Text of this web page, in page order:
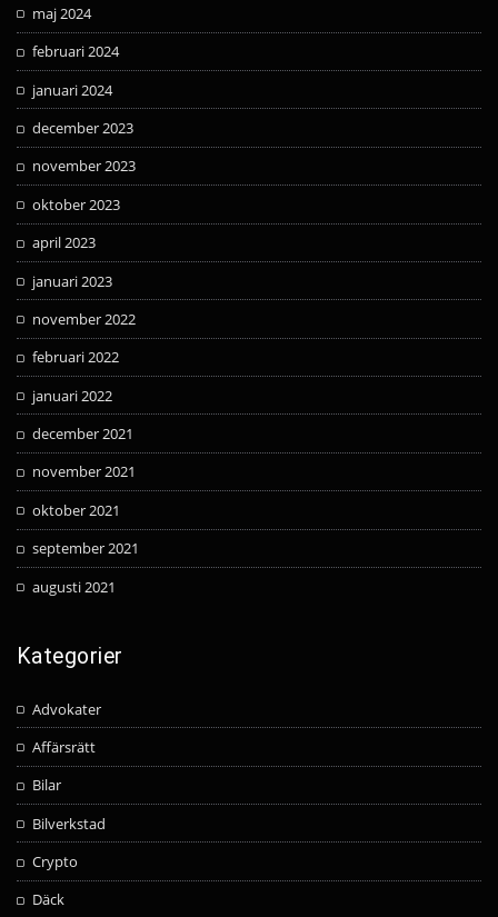
maj 2024
februari 2024
januari 2024
december 2023
november 2023
oktober 2023
april 2023
januari 2023
november 2022
februari 2022
januari 2022
december 2021
november 2021
oktober 2021
september 2021
augusti 2021
Kategorier
Advokater
Affärsrätt
Bilar
Bilverkstad
Crypto
Däck